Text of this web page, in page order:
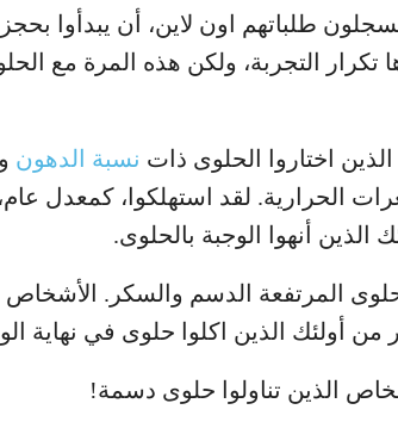
طلباتهم اون لاين، أن يبدأوا بحجز
تكرار التجربة، ولكن هذه المرة مع
اختاروا الحلوى ذات نسبة الدهون
الحرارية. لقد استهلكوا، كمعدل
المرتفعة الدسم والسكر. الأشخاص
من أولئك الذين اكلوا حلوى في نهاية
الذين تناولوا حلوى دسمة!